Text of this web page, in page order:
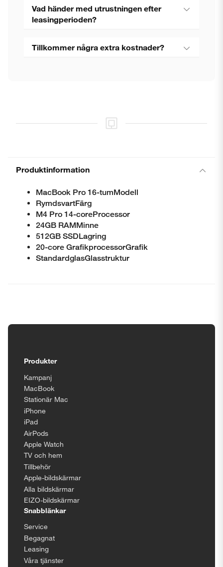
Vad händer med utrustningen efter
leasingperioden?
Tillkommer några extra kostnader?
Produktinformation
MacBook Pro 16-tumModell
RymdsvartFärg
M4 Pro 14-coreProcessor
24GB RAMMinne
512GB SSDLagring
20-core Grafik­processorGrafik
StandardglasGlasstruktur
Produkter
Kampanj
MacBook
Stationär Mac
iPhone
iPad
AirPods
Apple Watch
TV och hem
Tillbehör
Apple-bildskärmar
Alla bildskärmar
EIZO-bildskärmar
Snabblänkar
Service
Begagnat
Leasing
Våra tjänster